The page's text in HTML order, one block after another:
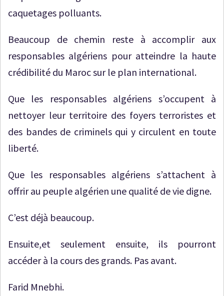
caquetages polluants.
Beaucoup de chemin reste à accomplir aux
responsables algériens pour atteindre la haute
crédibilité du Maroc sur le plan international.
Que les responsables algériens s’occupent à
nettoyer leur territoire des foyers terroristes et
des bandes de criminels qui y circulent en toute
liberté.
Que les responsables algériens s’attachent à
offrir au peuple algérien une qualité de vie digne.
C’est déjà beaucoup.
Ensuite,et seulement ensuite, ils pourront
accéder à la cours des grands. Pas avant.
Farid Mnebhi.